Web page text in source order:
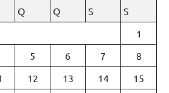
Q Q S
S
1
5 6 7
8
12 13 14
15